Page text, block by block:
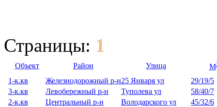
Страницы: 1
Объект Район Улица М
1-к.кв Железнодорожный р-н25 Января ул
29/19/5
3-к.кв
Левобережный р-н Туполева ул
58/40/7
2-к.кв
Центральный р-н Володарского ул 45/32/6